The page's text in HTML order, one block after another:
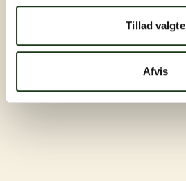
Tillad valgte
Afvis